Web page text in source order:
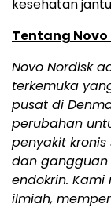
kesehatan
Tentang
Novo Nordisk
terkemuka
pusat di
perubahan
penyakit
dan
endokrin.
ilmiah,